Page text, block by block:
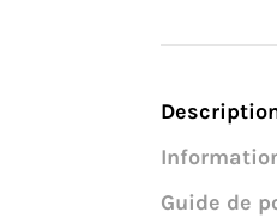
Guide de